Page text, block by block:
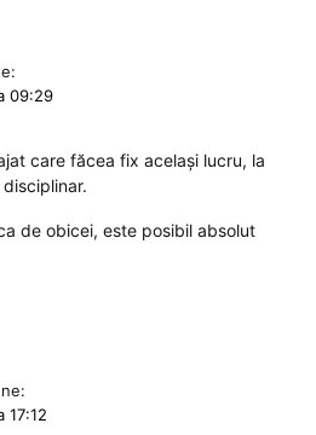
09:29
care făcea fix același lucru, la
de obicei, este posibil absolut
17:12